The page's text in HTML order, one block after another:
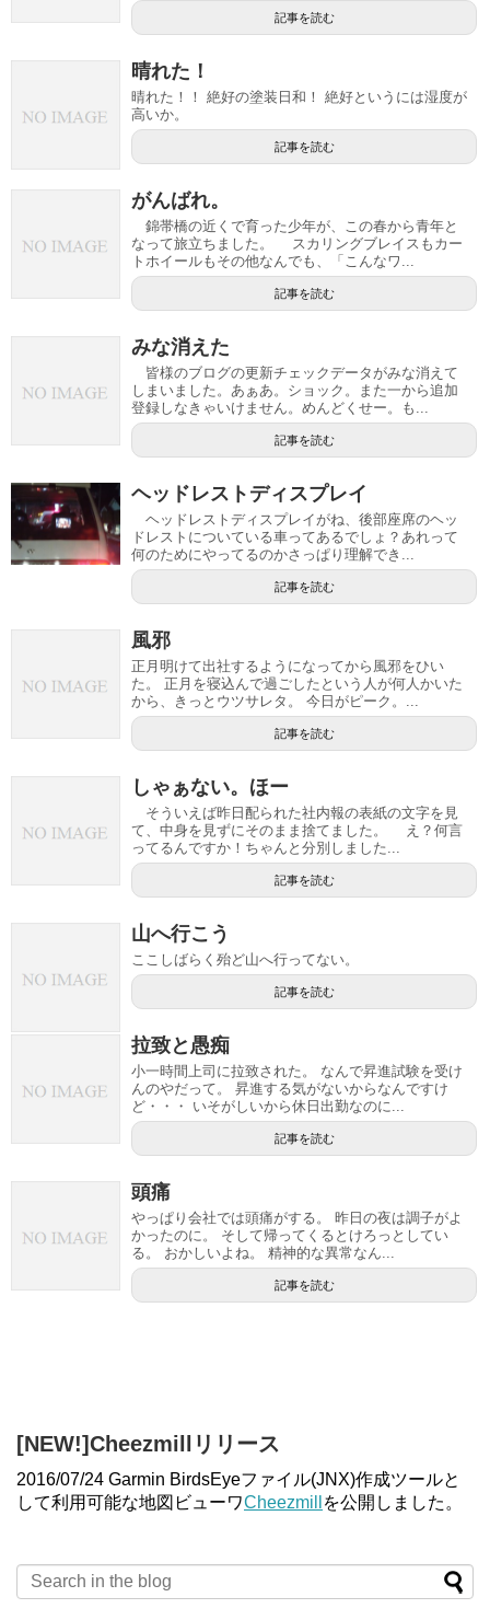
記事を読む
晴れた！
晴れた！！ 絶好の塗装日和！ 絶好というには湿度が
高いか。
記事を読む
がんばれ。
錦帯橋の近くで育った少年が、この春から青年と
なって旅立ちました。 スカリングブレイスもカー
トホイールもその他なんでも、「こんなワ...
記事を読む
みな消えた
皆様のブログの更新チェックデータがみな消えて
しまいました。あぁあ。ショック。また一から追加
登録しなきゃいけません。めんどくせー。も...
記事を読む
ヘッドレストディスプレイ
ヘッドレストディスプレイがね、後部座席のヘッ
ドレストについている車ってあるでしょ？あれって
何のためにやってるのかさっぱり理解でき...
記事を読む
風邪
正月明けて出社するようになってから風邪をひい
た。 正月を寝込んで過ごしたという人が何人かいた
から、きっとウツサレタ。 今日がピーク。...
記事を読む
しゃぁない。ほー
そういえば昨日配られた社内報の表紙の文字を見
て、中身を見ずにそのまま捨てました。 え？何言
ってるんですか！ちゃんと分別しました...
記事を読む
山へ行こう
ここしばらく殆ど山へ行ってない。
記事を読む
拉致と愚痴
小一時間上司に拉致された。 なんで昇進試験を受け
んのやだって。 昇進する気がないからなんですけ
ど・・・ いそがしいから休日出勤なのに...
記事を読む
頭痛
やっぱり会社では頭痛がする。 昨日の夜は調子がよ
かったのに。 そして帰ってくるとけろっとしてい
る。 おかしいよね。 精神的な異常なん...
記事を読む
[NEW!]Cheezmillリリース
2016/07/24 Garmin BirdsEyeファイル(JNX)作成ツールと
して利用可能な地図ビューワCheezmill を公開しました。